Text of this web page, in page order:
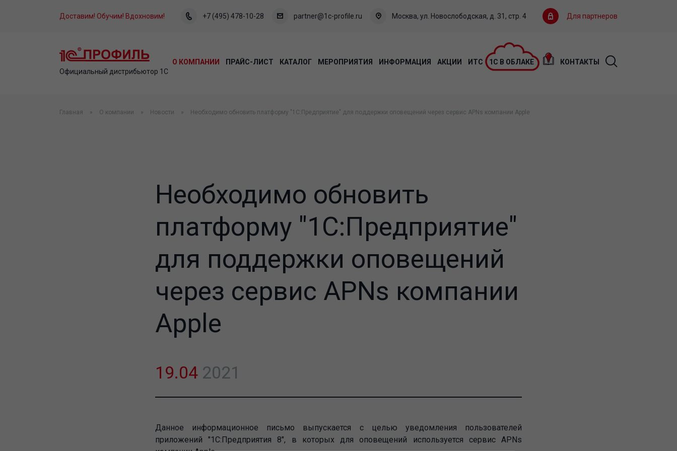
Доставим! Обучим! Вдохновим! +7 (495) 478-10-28 partner@1c-profile.ru Москва, ул. Новослободская, д. 31, стр. 4 Для партнеров
Официальный дистрибьютор 1С
О КОМПАНИИ ПРАЙС-ЛИСТ КАТАЛОГ МЕРОПРИЯТИЯ ИНФОРМАЦИЯ АКЦИИ ИТС 1С В ОБЛАКЕ КОНТАКТЫ
Главная О компании Новости Необходимо обновить платформу "1С:Предприятие" для поддержки оповещений через сервис APNs компании Apple
Необходимо обновить
платформу "1С:Предприятие"
для поддержки оповещений
через сервис APNs компании
Apple
19.04 2021
Данное информационное письмо выпускается с целью уведомления пользователей
приложений "1С:Предприятия 8", в которых для оповещений используется сервис APNs